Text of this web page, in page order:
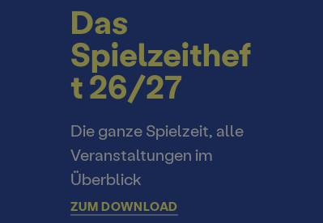
Das
Spielzeithef
t 26/27
Die ganze Spielzeit, alle
Veranstaltungen im
Überblick
ZUM DOWNLOAD